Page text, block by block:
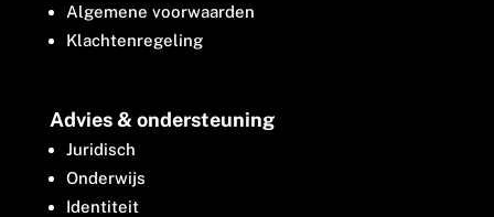
Algemene voorwaarden
Klachtenregeling
Advies & ondersteuning
Juridisch
Onderwijs
Identiteit